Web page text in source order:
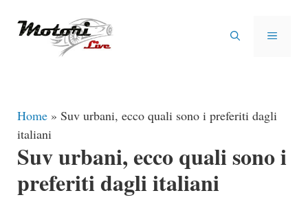
MENU
Home » Suv urbani, ecco quali sono i preferiti dagli
italiani
Suv urbani, ecco quali sono i
preferiti dagli italiani